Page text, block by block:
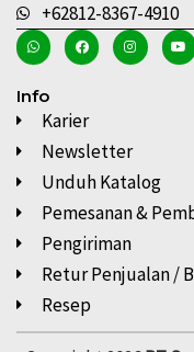
+62812-8367-4910
Info
Karier
Newsletter
Unduh Katalog
Pemesanan &
Pengiriman
Retur Penjualan /
Resep